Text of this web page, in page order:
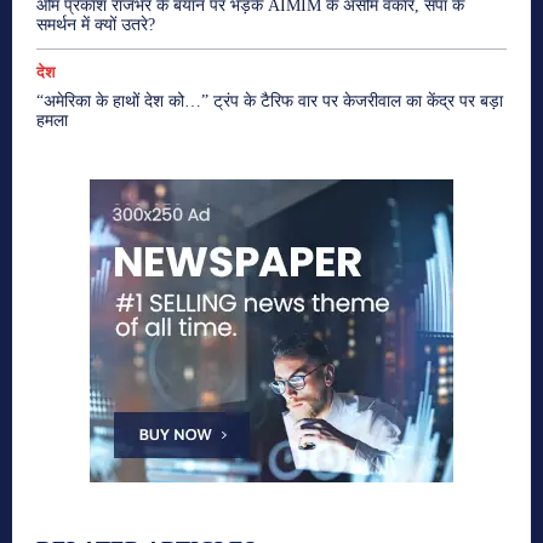
ओम प्रकाश राजभर के बयान पर भड़के AIMIM के असीम वकार, सपा के
समर्थन में क्यों उतरे?
देश
“अमेरिका के हाथों देश को…” ट्रंप के टैरिफ वार पर केजरीवाल का केंद्र पर बड़ा
हमला